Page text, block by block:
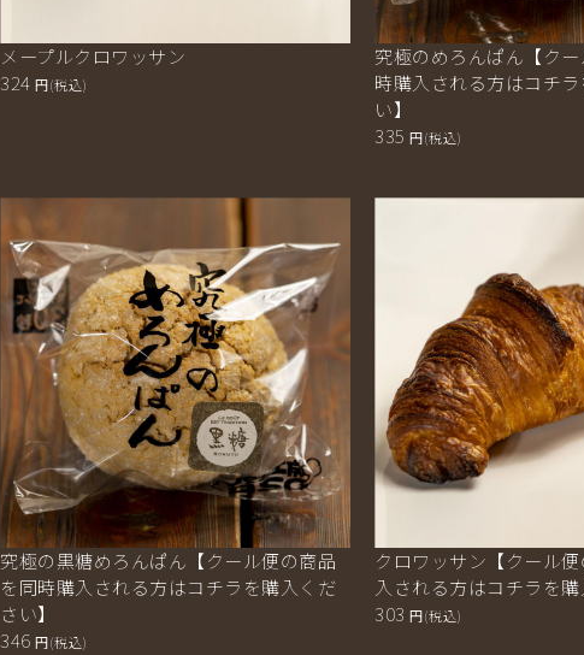
メープルクロワッサン
324 円(税込)
究極のめろんぱん【ク
時購入される方はコチ
い】
335円(税込)
究極の黒糖めろんぱん【クール便の商品
を同時購入される方はコチラを購入くだ
さい】
346 円(税込)
クロワッサン【クール
入される方はコチラを購
303円(税込)